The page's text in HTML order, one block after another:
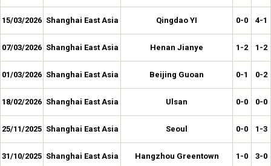
15/03/2026 Shanghai East Asia Qingdao YI 0-0 4-1
07/03/2026 Shanghai East Asia Henan Jianye 1-2 1-2
01/03/2026 Shanghai East Asia Beijing Guoan 0-1 0-2
18/02/2026 Shanghai East Asia Ulsan 0-0 0-0
25/11/2025 Shanghai East Asia Seoul 0-0 1-3
31/10/2025 Shanghai East Asia Hangzhou Greentown 1-0 3-0